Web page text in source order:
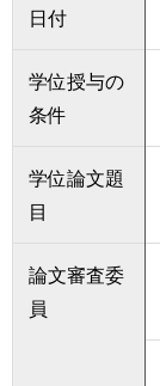
プ日付
学位授与の
条件
学位論文題
目
論文審査委
員